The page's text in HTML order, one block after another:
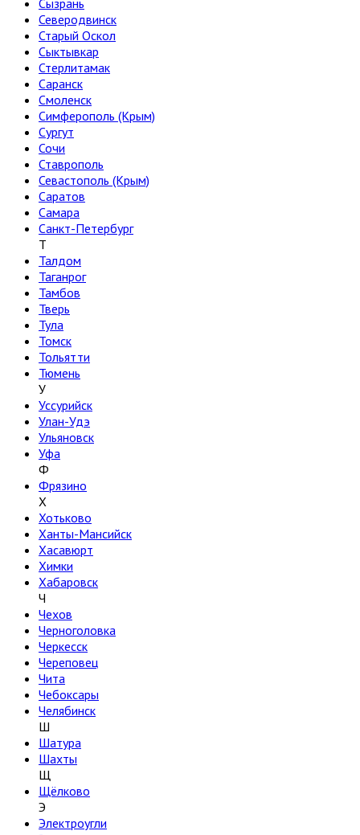
Сызрань
Северодвинск
Старый Оскол
Сыктывкар
Стерлитамак
Саранск
Смоленск
Симферополь (Крым)
Сургут
Сочи
Ставрополь
Севастополь (Крым)
Саратов
Самара
Санкт-Петербург
Т
Талдом
Таганрог
Тамбов
Тверь
Тула
Томск
Тольятти
Тюмень
У
Уссурийск
Улан-Удэ
Ульяновск
Уфа
Ф
Фрязино
Х
Хотьково
Ханты-Мансийск
Хасавюрт
Химки
Хабаровск
Ч
Чехов
Черноголовка
Черкесск
Череповец
Чита
Чебоксары
Челябинск
Ш
Шатура
Шахты
Щ
Щёлково
Э
Электроугли